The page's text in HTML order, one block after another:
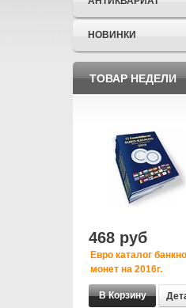
НОВИНКИ
ТОВАР НЕДЕЛИ
468 руб
Евро каталог
монет на 2016г.